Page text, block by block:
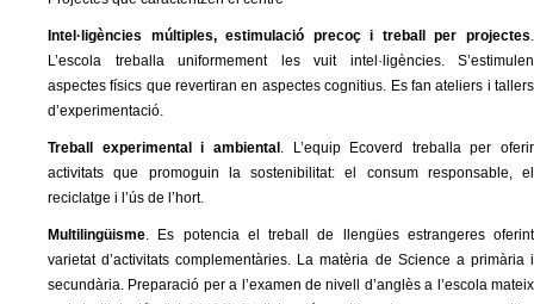
Intel·ligències múltiples, estimulació precoç i treball per projectes.
L’escola treballa uniformement les vuit intel·ligències. S’estimulen
aspectes físics que revertiran en aspectes cognitius. Es fan ateliers i tallers
d’experimentació.
Treball experimental i ambiental . L’equip Ecoverd treballa per oferir
activitats que promoguin la sostenibilitat: el consum responsable, el
reciclatge i l’ús de l’hort.
Multilingüisme. Es potencia el treball de llengües estrangeres oferint
varietat d’activitats complementàries. La matèria de Science a primària i
secundària. Preparació per a l’examen de nivell d’anglès a l’escola mateix